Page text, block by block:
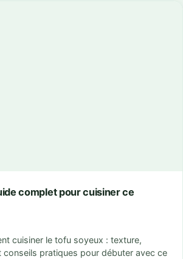
complet pour cuisiner ce
cuisiner le tofu soyeux : texture,
conseils pratiques pour débuter avec ce